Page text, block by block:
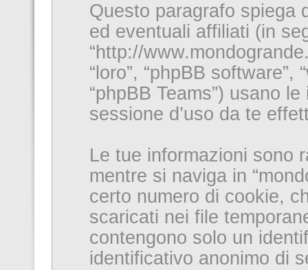
Questo paragrafo spiega
ed eventuali affiliati (in
“http://
“loro”, “phpBB software”,
“phpBB Teams”) usano
sessione d’uso da te
Le tue informazioni sono
mentre si naviga in
certo numero di cookie,
scaricati nei file
contengono solo un
identificativo anonimo di